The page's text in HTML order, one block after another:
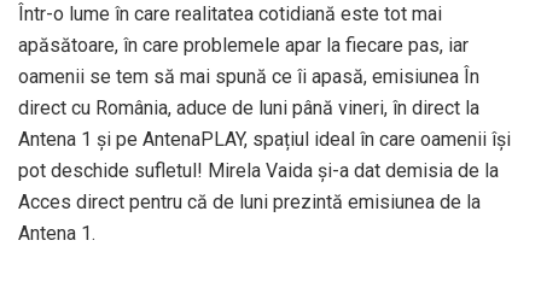
Într-o lume în care realitatea cotidiană este tot mai
apăsătoare, în care problemele apar la fiecare pas, iar
oamenii se tem să mai spună ce îi apasă, emisiunea În
direct cu România, aduce de luni până vineri, în direct la
Antena 1 și pe AntenaPLAY, spațiul ideal în care oamenii își
pot deschide sufletul! Mirela Vaida și-a dat demisia de la
Acces direct pentru că de luni prezintă emisiunea de la
Antena 1.